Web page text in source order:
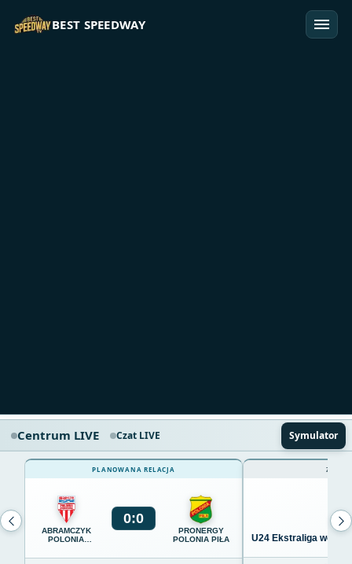
BEST SPEEDWAY
Centrum LIVE Czat LIVE Symulator
PLANOWANA RELACJA
ABRAMCZYK
POLONIA
0:0
PRONERGY
POLONIA PIŁA
U24 Ekstraliga we